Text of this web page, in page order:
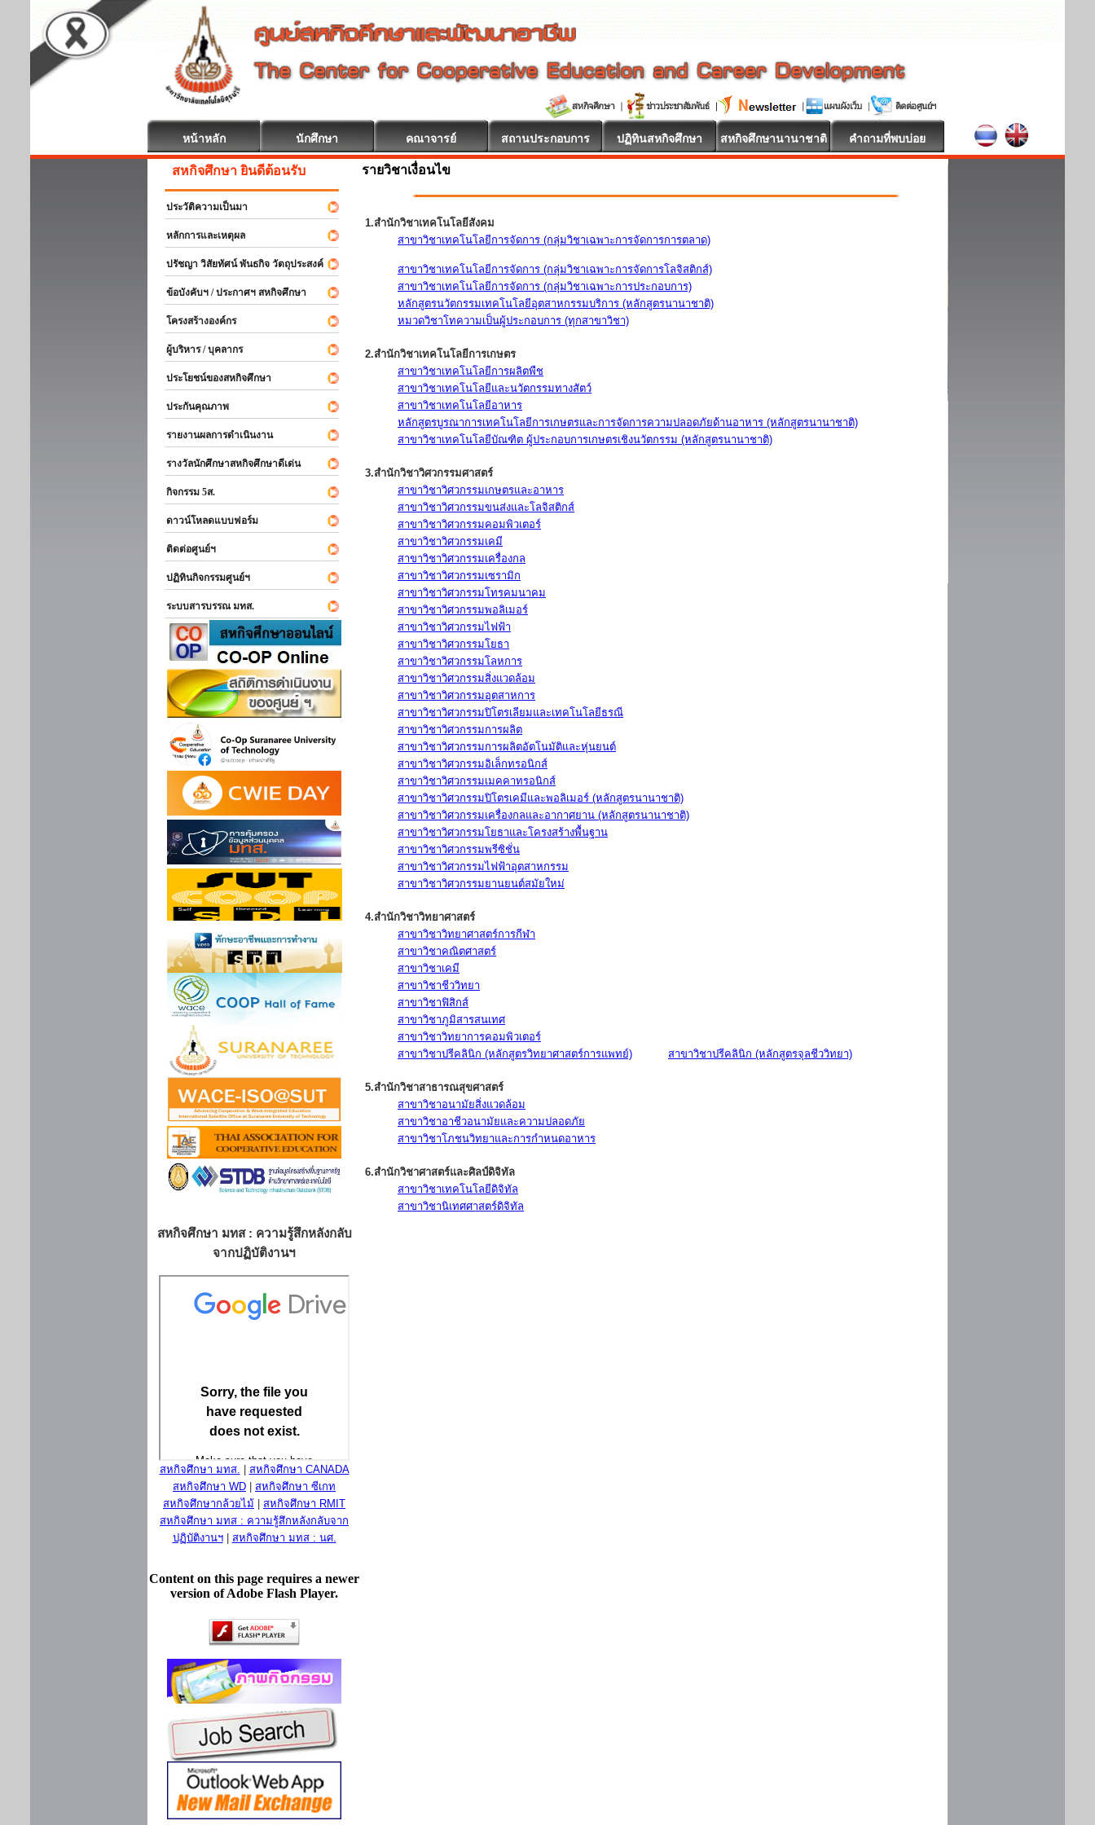
หน้าหลัก นักศึกษา คณาจารย์ สถานประกอบการ ปฏิทินสหกิจศึกษา สหกิจศึกษานานาชาติ คำถามที่พบบ่อย
สหกิจศึกษา ยินดีต้อนรับ
ประวัติความเป็นมา
หลักการและเหตุผล
ปรัชญา วิสัยทัศน์ พันธกิจ วัตถุประสงค์
ข้อบังคับฯ / ประกาศฯ สหกิจศึกษา
โครงสร้างองค์กร
ผู้บริหาร / บุคลากร
ประโยชน์ของสหกิจศึกษา
ประกันคุณภาพ
รายงานผลการดำเนินงาน
รางวัลนักศึกษาสหกิจศึกษาดีเด่น
กิจกรรม 5ส.
ดาวน์โหลดแบบฟอร์ม
ติดต่อศูนย์ฯ
ปฏิทินกิจกรรมศูนย์ฯ
ระบบสารบรรณ มทส.
สหกิจศึกษา มทส : ความรู้สึกหลังกลับ
จากปฏิบัติงานฯ
สหกิจศึกษา มทส.
สหกิจศึกษา CANADA
สหกิจศึกษา WD
สหกิจศึกษา ซีเกท
สหกิจศึกษากล้วยไม้
สหกิจศึกษา RMIT
สหกิจศึกษา มทส : ความรู้สึกหลังกลับจาก
ปฏิบัติงานฯ| สหกิจศึกษา มทส : นศ.
Content on this page requires a newer
version of Adobe Flash Player.
รายวิชาเงื่อนไข
1.สำนักวิชาเทคโนโลยีสังคม
สาขาวิชาเทคโนโลยีการจัดการ (กลุ่มวิชาเฉพาะการจัดการการตลาด)
สาขาวิชาเทคโนโลยีการจัดการ (กลุ่มวิชาเฉพาะการจัดการโลจิสติกส์)
สาขาวิชาเทคโนโลยีการจัดการ (กลุ่มวิชาเฉพาะการประกอบการ)
หลักสูตรนวัตกรรมเทคโนโลยีอุตสาหกรรมบริการ (หลักสูตรนานาชาติ)
หมวดวิชาโทความเป็นผู้ประกอบการ (ทุกสาขาวิชา)
2.สำนักวิชาเทคโนโลยีการเกษตร
สาขาวิชาเทคโนโลยีการผลิตพืช
สาขาวิชาเทคโนโลยีและนวัตกรรมทางสัตว์
สาขาวิชาเทคโนโลยีอาหาร
หลักสูตรบูรณาการเทคโนโลยีการเกษตรและการจัดการความปลอดภัยด้านอาหาร (หลักสูตรนานาชาติ)
สาขาวิชาเทคโนโลยีบัณฑิต ผู้ประกอบการเกษตรเชิงนวัตกรรม (หลักสูตรนานาชาติ)
3.สำนักวิชาวิศวกรรมศาสตร์
สาขาวิชาวิศวกรรมเกษตรและอาหาร
สาขาวิชาวิศวกรรมขนส่งและโลจิสติกส์
สาขาวิชาวิศวกรรมคอมพิวเตอร์
สาขาวิชาวิศวกรรมเคมี
สาขาวิชาวิศวกรรมเครื่องกล
สาขาวิชาวิศวกรรมเซรามิก
สาขาวิชาวิศวกรรมโทรคมนาคม
สาขาวิชาวิศวกรรมพอลิเมอร์
สาขาวิชาวิศวกรรมไฟฟ้า
สาขาวิชาวิศวกรรมโยธา
สาขาวิชาวิศวกรรมโลหการ
สาขาวิชาวิศวกรรมสิ่งแวดล้อม
สาขาวิชาวิศวกรรมอุตสาหการ
สาขาวิชาวิศวกรรมปิโตรเลียมและเทคโนโลยีธรณี
สาขาวิชาวิศวกรรมการผลิต
สาขาวิชาวิศวกรรมการผลิตอัตโนมัติและหุ่นยนต์
สาขาวิชาวิศวกรรมอิเล็กทรอนิกส์
สาขาวิชาวิศวกรรมเมคคาทรอนิกส์
สาขาวิชาวิศวกรรมปิโตรเคมีและพอลิเมอร์ (หลักสูตรนานาชาติ)
สาขาวิชาวิศวกรรมเครื่องกลและอากาศยาน (หลักสูตรนานาชาติ)
สาขาวิชาวิศวกรรมโยธาและโครงสร้างพื้นฐาน
สาขาวิชาวิศวกรรมพรีซิชั่น
สาขาวิชาวิศวกรรมไฟฟ้าอุตสาหกรรม
สาขาวิชาวิศวกรรมยานยนต์สมัยใหม่
4.สำนักวิชาวิทยาศาสตร์
สาขาวิชาวิทยาศาสตร์การกีฬา
สาขาวิชาคณิตศาสตร์
สาขาวิชาเคมี
สาขาวิชาชีววิทยา
สาขาวิชาฟิสิกส์
สาขาวิชาภูมิสารสนเทศ
สาขาวิชาวิทยาการคอมพิวเตอร์
สาขาวิชาปรีคลินิก (หลักสูตรวิทยาศาสตร์การแพทย์)
สาขาวิชาปรีคลินิก (หลักสูตรจุลชีววิทยา)
5.สำนักวิชาสาธารณสุขศาสตร์
สาขาวิชาอนามัยสิ่งแวดล้อม
สาขาวิชาอาชีวอนามัยและความปลอดภัย
สาขาวิชาโภชนวิทยาและการกำหนดอาหาร
6.สำนักวิชาศาสตร์และศิลป์ดิจิทัล
สาขาวิชาเทคโนโลยีดิจิทัล
สาขาวิชานิเทศศาสตร์ดิจิทัล